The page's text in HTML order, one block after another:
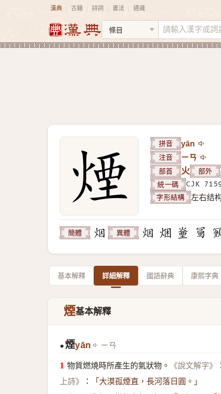
漢典 古籍 詩詞 書法 通識
拼音 yān
注音 ㄧㄢ
部首 火 部外
統一碼 CJK
字形結構 左右结
簡體 異體
基本解釋 詳細解釋 國語辭典 康熙字典
煙基本解釋
● 煙yān ㄧㄢ
物質燃燒時所產生的氣狀物。 《說文解字》 ：
上詩》
： 「大漠孤煙直，長河落日圓。」